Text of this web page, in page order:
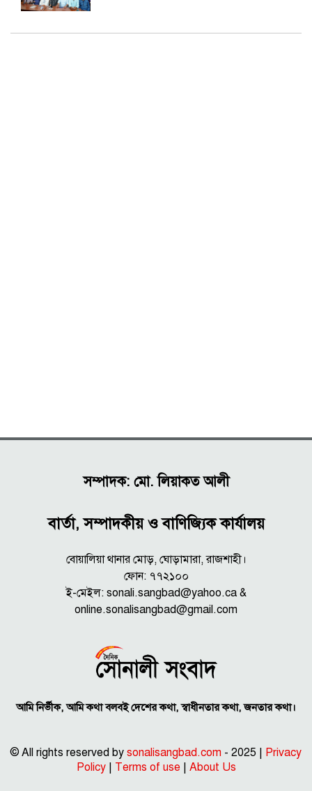
সম্পাদক: মো. লিয়াকত আলী
বার্তা, সম্পাদকীয় ও বাণিজ্যিক কার্যালয়
বোয়ালিয়া থানার মোড়, ঘোড়ামারা, রাজশাহী।
ফোন: ৭৭২১০০
ই-মেইল: sonali.sangbad@yahoo.ca &
online.sonalisangbad@gmail.com
আমি নির্ভীক, আমি কথা বলবই দেশের কথা, স্বাধীনতার কথা, জনতার কথা।
© All rights reserved by sonalisangbad.com - 2025 | Privacy
Policy| Terms of use | About Us